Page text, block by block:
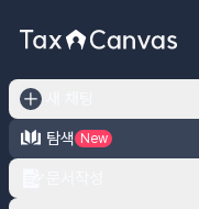
탐색
New